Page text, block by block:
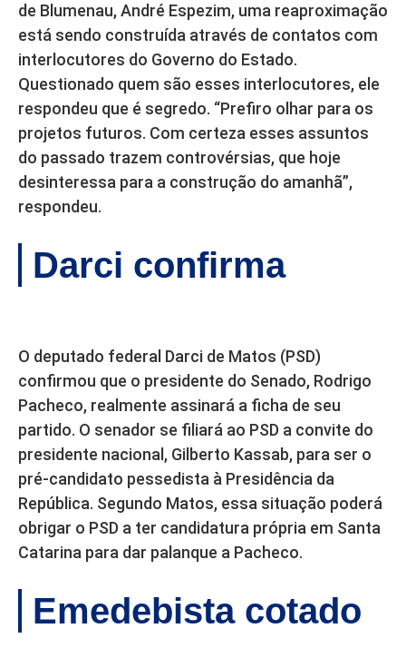
de Blumenau, André Espezim, uma reaproximação
está sendo construída através de contatos com
interlocutores do Governo do Estado.
Questionado quem são esses interlocutores, ele
respondeu que é segredo. “Prefiro olhar para os
projetos futuros. Com certeza esses assuntos
do passado trazem controvérsias, que hoje
desinteressa para a construção do amanhã”,
respondeu.
Darci confirma
O deputado federal Darci de Matos (PSD)
confirmou que o presidente do Senado, Rodrigo
Pacheco, realmente assinará a ficha de seu
partido. O senador se filiará ao PSD a convite do
presidente nacional, Gilberto Kassab, para ser o
pré-candidato pessedista à Presidência da
República. Segundo Matos, essa situação poderá
obrigar o PSD a ter candidatura própria em Santa
Catarina para dar palanque a Pacheco.
Emedebista cotado